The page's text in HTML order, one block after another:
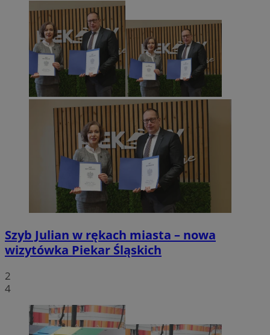
Szyb Julian w rękach miasta – nowa
wizytówka Piekar Śląskich
2
4